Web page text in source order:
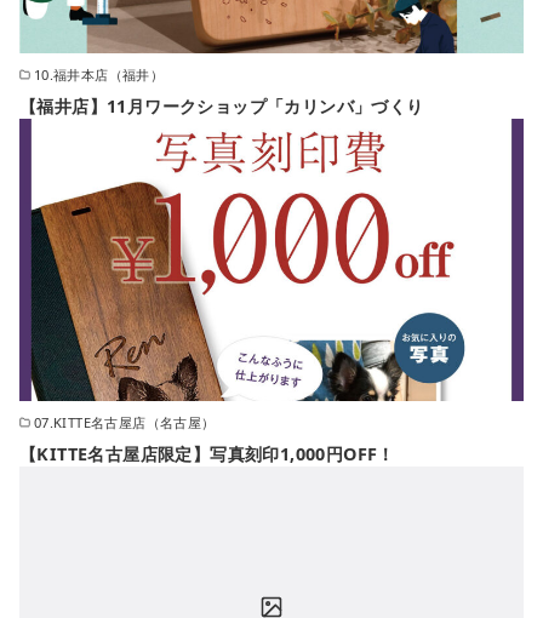
10.福井本店（福井）
【福井店】11月ワークショップ「カリンバ」づくり
07.KITTE名古屋店（名古屋）
【KITTE名古屋店限定】写真刻印1,000円OFF！